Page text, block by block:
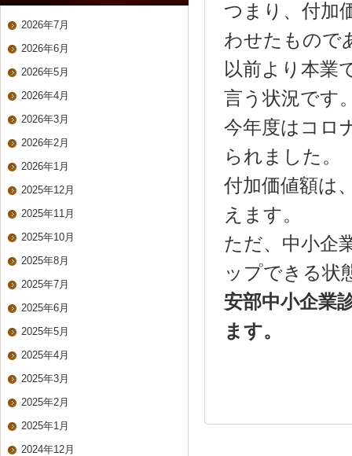
つまり、付加
わせたもので
以前より本業
言う状況です
今年度はコロ
られました。
付加価値額は
えます。
ただ、中小企
ップできる状
安部中小企業
ます。
2026年7月
2026年6月
2026年5月
2026年4月
2026年3月
2026年2月
2026年1月
2025年12月
2025年11月
2025年10月
2025年8月
2025年7月
2025年6月
2025年5月
2025年4月
2025年3月
2025年2月
2025年1月
2024年12月